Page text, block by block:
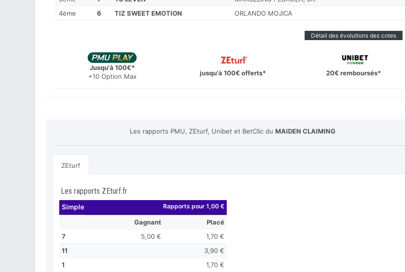
4ème
6 TIZ SWEET EMOTION ORLANDO MOJICA
Détail des évolutions des cotes
Jusqu'à 100€*
+10 Option Max
jusqu'à 100€ offerts* 20€ remboursés*
Les rapports PMU, ZEturf, Unibet et BetClic duMAIDEN CLAIMING
ZEturf
Les rapports ZEturf.fr
Simple Rapports pour 1,00 €
Gagnant
Placé
7
5,00 €
1,70 €
11
3,90 €
1
1,70 €